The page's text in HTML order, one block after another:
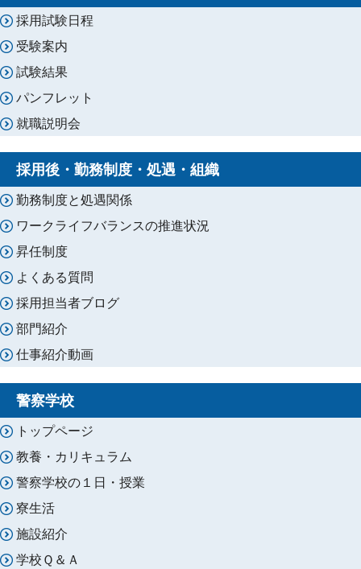
採用試験日程
受験案内
試験結果
パンフレット
就職説明会
採用後・勤務制度・処遇・組織
勤務制度と処遇関係
ワークライフバランスの推進状況
昇任制度
よくある質問
採用担当者ブログ
部門紹介
仕事紹介動画
警察学校
トップページ
教養・カリキュラム
警察学校の１日・授業
寮生活
施設紹介
学校Ｑ＆Ａ